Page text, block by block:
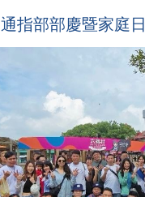
通指部部慶暨家庭日